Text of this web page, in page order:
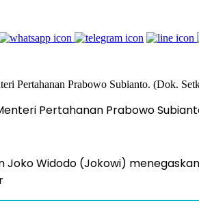
Pertahanan Prabowo
Joko Widodo (Jokowi)